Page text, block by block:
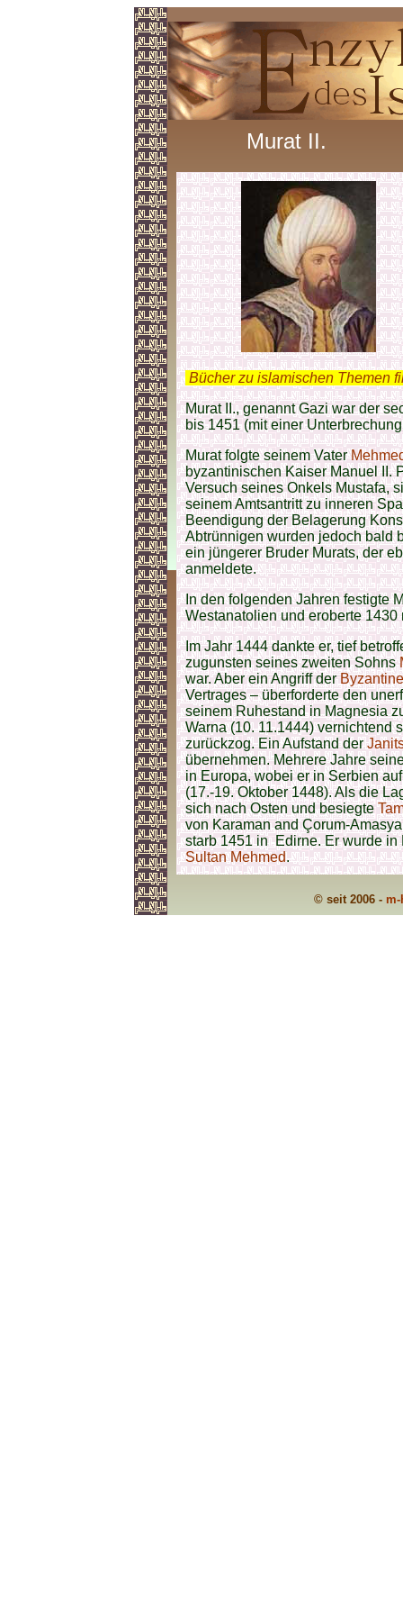
Murat II.
Bücher zu islamischen Themen
Murat II., genannt Gazi war der
bis 1451 (mit einer
Murat folgte seinem Vater
byzantinischen Kaiser Manuel II.
Versuch seines Onkels Mustafa,
seinem Amtsantritt zu inneren
Beendigung der Belagerung
Abtrünnigen wurden jedoch bald
ein jüngerer Bruder Murats, der
anmeldete.
In den folgenden Jahren festigte
Westanatolien und eroberte 1430
Im Jahr 1444 dankte er, tief
zugunsten seines zweiten Sohns
war. Aber ein Angriff der
Vertrages – überforderte den
seinem Ruhestand in Magnesia
Warna (10. 11.1444) vernichtend
zurückzog. Ein Aufstand der
übernehmen. Mehrere Jahre
in Europa, wobei er in Serbien
(17.-19. Oktober 1448). Als die
sich nach Osten und besiegte
von Karaman and Çorum-
starb 1451 in Edirne. Er wurde
Sultan Mehmed.
© seit 2006 -